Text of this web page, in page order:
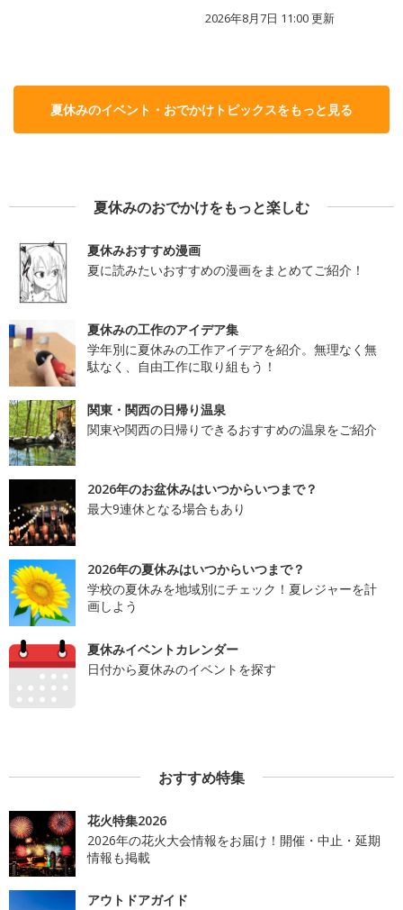
2026年8月7日 11:00更新
夏休みのイベント・おでかけトピックスをもっと見る
夏休みのおでかけをもっと楽しむ
夏休みおすすめ漫画
夏に読みたいおすすめの漫画をまとめてご紹介！
夏休みの工作のアイデア集
学年別に夏休みの工作アイデアを紹介。無理なく無
駄なく、自由工作に取り組もう！
関東・関西の日帰り温泉
関東や関西の日帰りできるおすすめの温泉をご紹介
2026年のお盆休みはいつからいつまで？
最大9連休となる場合もあり
2026年の夏休みはいつからいつまで？
学校の夏休みを地域別にチェック！夏レジャーを計
画しよう
夏休みイベントカレンダー
日付から夏休みのイベントを探す
おすすめ特集
花火特集2026
2026年の花火大会情報をお届け！開催・中止・延期
情報も掲載
アウトドアガイド